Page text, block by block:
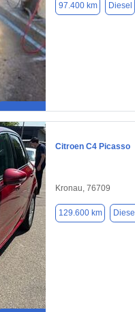
97.400 km Diesel
Citroen C4 Picasso
Kronau, 76709
129.600 km Diesel